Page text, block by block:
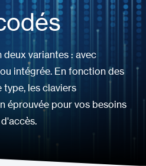
variantes : avec
intégrée. En fonction des
les claviers
éprouvée pour vos besoins